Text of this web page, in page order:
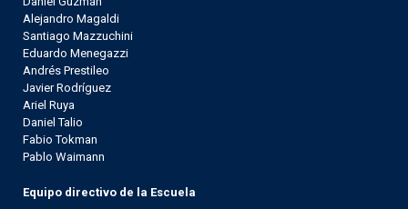
Alejandro Magaldi
Santiago Mazzuchini
Eduardo Menegazzi
Andrés Prestileo
Javier Rodríguez
Ariel Ruya
Daniel Talio
Fabio Tokman
Pablo Waimann
Equipo directivo de la Escuela